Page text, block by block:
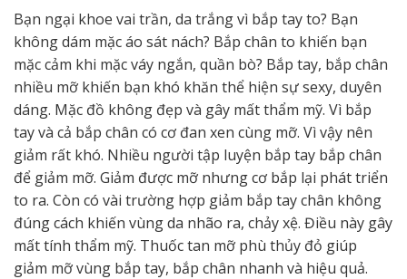
Bạn ngại khoe vai trần, da trắng vì bắp tay to? Bạn
không dám mặc áo sát nách? Bắp chân to khiến bạn
mặc cảm khi mặc váy ngắn, quần bò? Bắp tay, bắp chân
nhiều mỡ khiến bạn khó khăn thể hiện sự sexy, duyên
dáng. Mặc đồ không đẹp và gây mất thẩm mỹ. Vì bắp
tay và cả bắp chân có cơ đan xen cùng mỡ. Vì vậy nên
giảm rất khó. Nhiều người tập luyện bắp tay bắp chân
để giảm mỡ. Giảm được mỡ nhưng cơ bắp lại phát triển
to ra. Còn có vài trường hợp giảm bắp tay chân không
đúng cách khiến vùng da nhão ra, chảy xệ. Điều này gây
mất tính thẩm mỹ. Thuốc tan mỡ phù thủy đỏ giúp
giảm mỡ vùng bắp tay, bắp chân nhanh và hiệu quả.